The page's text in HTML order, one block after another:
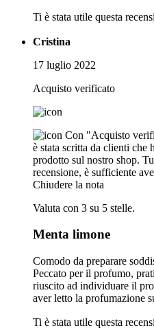
Ti è stata utile questa
Cristina
17 luglio 2022
Acquisto verificato
Con "Acquisto
è stata scritta da clienti che
prodotto sul nostro shop.
recensione, è sufficiente
Chiudere la nota
Valuta con 3 su 5 stelle.
Menta limone
Comodo da preparare
Peccato per il profumo,
riuscito ad individuare il
aver letto la profumazione
Ti è stata utile questa